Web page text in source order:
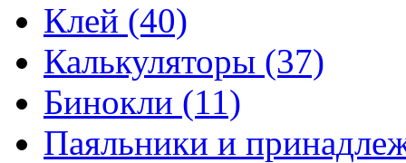
Клей (40)
Калькуляторы (37)
Бинокли (11)
Паяльники и